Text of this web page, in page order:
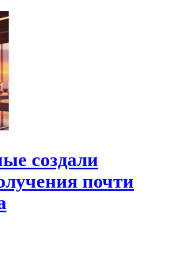
создали
почти